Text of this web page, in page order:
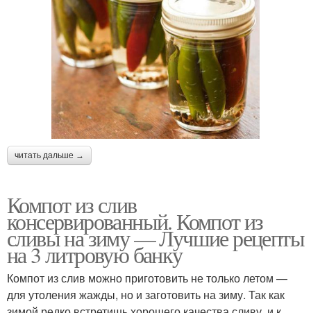
читать дальше →
Компот из слив
консервированный. Компот из
сливы на зиму — Лучшие рецепты
на 3 литровую банку
Компот из слив можно приготовить не только летом —
для утоления жажды, но и заготовить на зиму. Так как